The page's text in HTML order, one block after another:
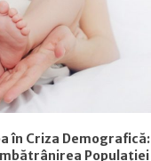
în Criza Demografică:
Populației